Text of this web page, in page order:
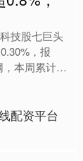
技股七巨头
，报
本周累计下
多收....
配资平台